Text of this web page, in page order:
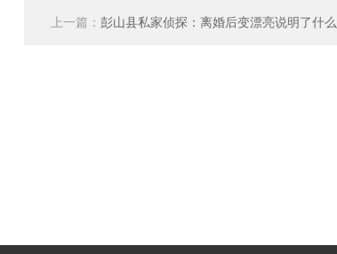
上一篇： 彭山县私家侦探：离婚后变漂亮说明了什么